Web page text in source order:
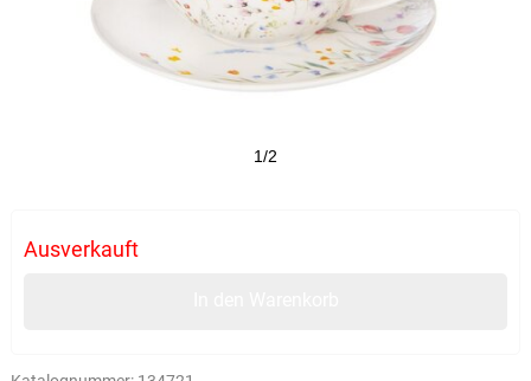
1/2
Ausverkauft